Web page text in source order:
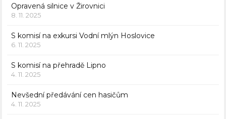
Opravená silnice v Žirovnici
8. 11. 2025
S komisí na exkursi Vodní mlýn Hoslovice
6. 11. 2025
S komisí na přehradě Lipno
4. 11. 2025
Nevšední předávání cen hasičům
4. 11. 2025